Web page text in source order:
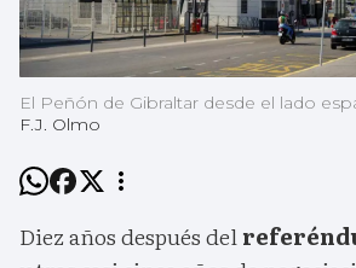
El Peñón de Gibraltar desde el lado
F.J. Olmo
Diez años después del